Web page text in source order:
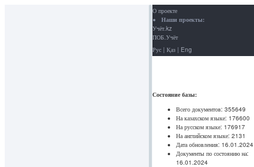
О проекте
Наши проекты:
Учёт.kz
ПОБ.Учёт
Рус | Қаз | Eng
Состояние базы:
Всего документов: 355649
На казахском языке: 176600
На русском языке: 176917
На английском языке: 2131
Дата обновления: 16.01.2024
Документы по состоянию на:
16.01.2024